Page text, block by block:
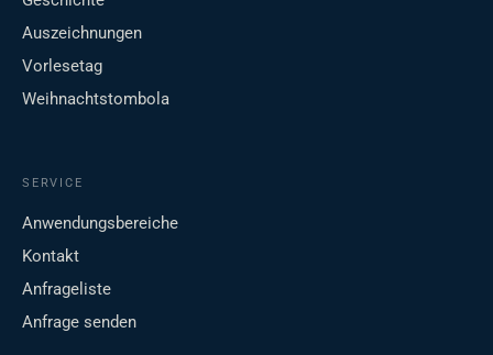
Auszeichnungen
Vorlesetag
Weihnachtstombola
SERVICE
Anwendungsbereiche
Kontakt
Anfrageliste
Anfrage senden